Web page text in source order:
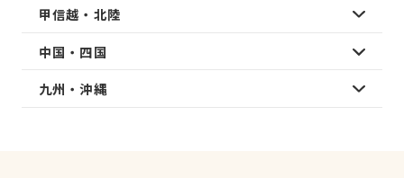
甲信越・北陸
中国・四国
九州・沖縄